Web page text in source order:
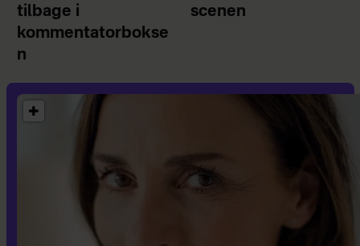
tilbage i
kommentatorbokse
n
scenen